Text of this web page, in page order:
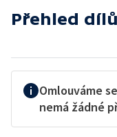
Přehled dílů
Omlouváme
nemá žádné